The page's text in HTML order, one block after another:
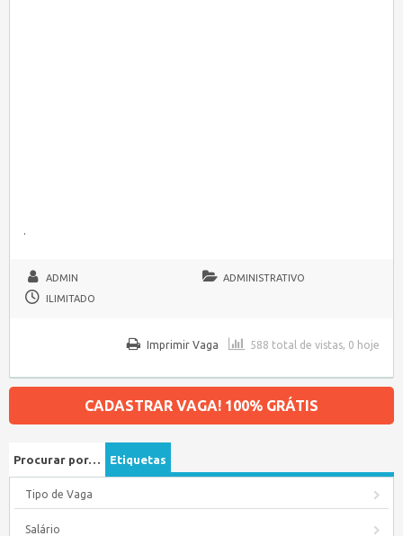
.
ADMIN
ADMINISTRATIVO
ILIMITADO
588 total de vistas, 0 hoje
Imprimir Vaga
CADASTRAR VAGA! 100% GRÁTIS
Procurar por… Etiquetas
Tipo de Vaga
Salário